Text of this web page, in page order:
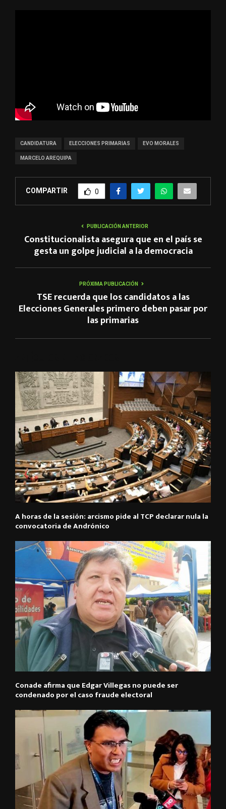
CANDIDATURA ELECCIONES PRIMARIAS EVO MORALES
MARCELO AREQUIPA
COMPARTIR 0
PUBLICACIÓN ANTERIOR
Constitucionalista asegura que en el país se
gesta un golpe judicial a la democracia
PRÓXIMA PUBLICACIÓN
TSE recuerda que los candidatos a las
Elecciones Generales primero deben pasar por
las primarias
A horas de la sesión: arcismo pide al TCP declarar nula la
convocatoria de Andrónico
Conade afirma que Edgar Villegas no puede ser
condenado por el caso fraude electoral